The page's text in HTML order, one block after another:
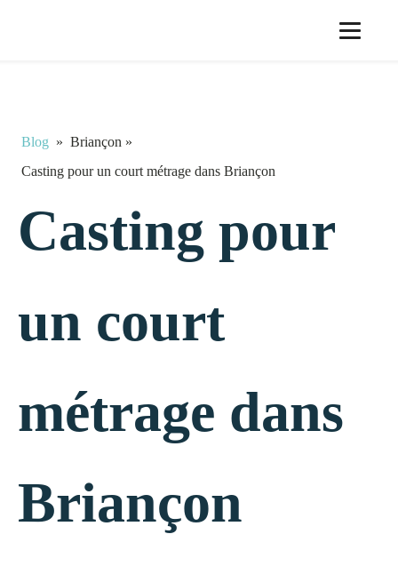
Blog » Briançon »
Casting pour un court métrage dans Briançon
Casting pour
un court
métrage dans
Briançon